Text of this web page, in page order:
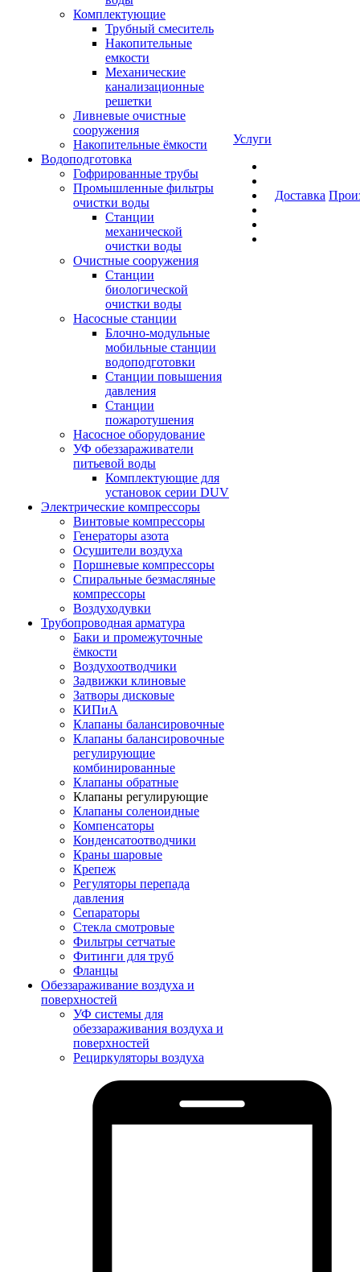
Комплектующие
Трубный смеситель
Накопительные
емкости
Механические
канализационные
решетки
Ливневые очистные
сооружения
Накопительные ёмкости
Водоподготовка
Гофрированные трубы
Промышленные фильтры
очистки воды
Станции
механической
очистки воды
Очистные сооружения
Станции
биологической
очистки воды
Насосные станции
Блочно-модульные
мобильные станции
водоподготовки
Станции повышения
давления
Станции
пожаротушения
Насосное оборудование
УФ обеззараживатели
питьевой воды
Комплектующие для
установок серии DUV
Электрические компрессоры
Винтовые компрессоры
Генераторы азота
Осушители воздуха
Поршневые компрессоры
Спиральные безмасляные
компрессоры
Воздуходувки
Трубопроводная арматура
Баки и промежуточные
ёмкости
Воздухоотводчики
Задвижки клиновые
Затворы дисковые
КИПиА
Клапаны балансировочные
Клапаны балансировочные
регулирующие
комбинированные
Клапаны обратные
Клапаны регулирующие
Клапаны соленоидные
Компенсаторы
Конденсатоотводчики
Краны шаровые
Крепеж
Регуляторы перепада
давления
Сепараторы
Стекла смотровые
Фильтры сетчатые
Фитинги для труб
Фланцы
Обеззараживание воздуха и
поверхностей
УФ системы для
обеззараживания воздуха и
поверхностей
Рециркуляторы воздуха
Услуги
Доставка